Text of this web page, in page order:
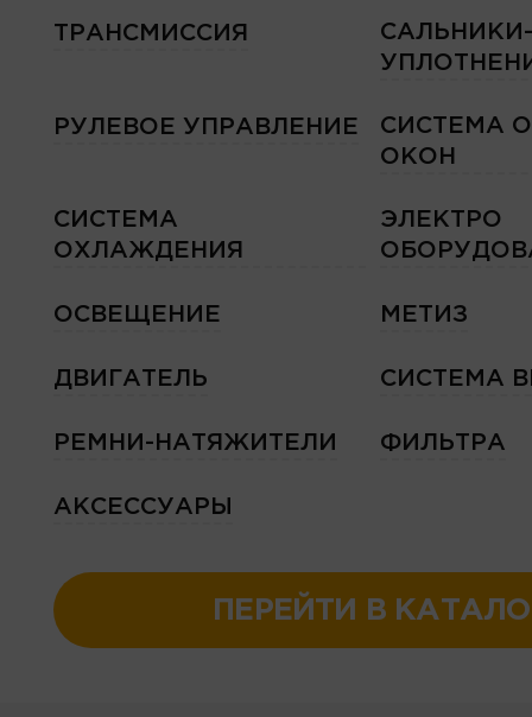
ТРАНСМИССИЯ
САЛЬНИКИ-
РУЛЕВОЕ УПРАВЛЕНИЕ
СИСТЕМА
ОКОН
СИСТЕМА
ОХЛАЖДЕНИЯ
ЭЛЕКТРО
ОСВЕЩЕНИЕ МЕТИЗ
ДВИГАТЕЛЬ СИСТЕМА
РЕМНИ-НАТЯЖИТЕЛИ ФИЛЬТРА
АКСЕССУАРЫ
ПЕРЕЙТИ В